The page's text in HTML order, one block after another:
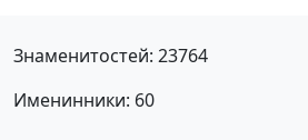
Знаменитостей: 23764
Именинники: 60